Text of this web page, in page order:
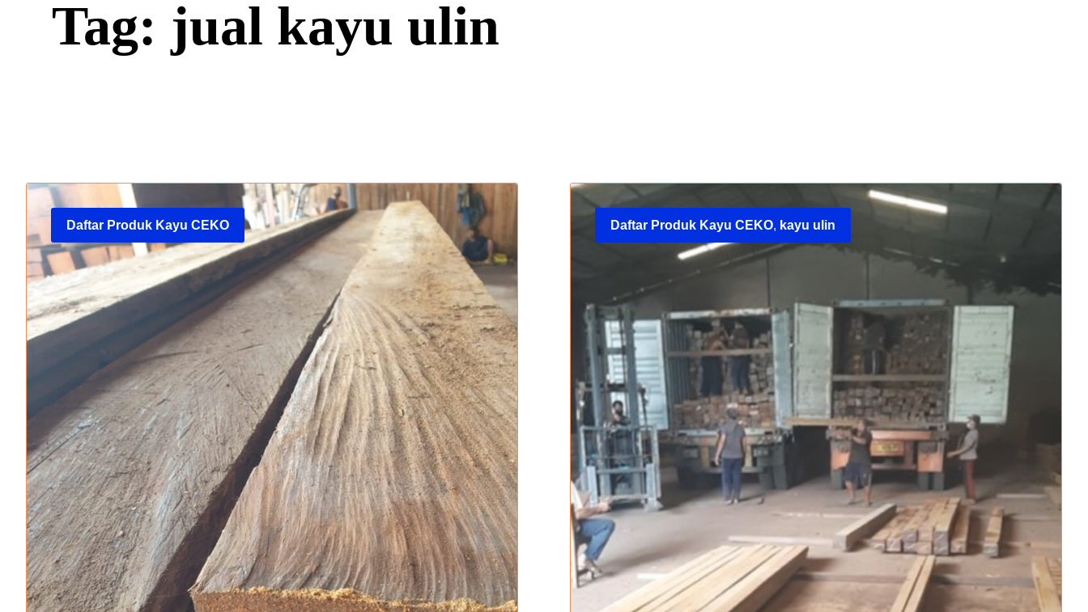
Tag: jual kayu ulin
Daftar Produk Kayu CEKO Daftar Produk Kayu CEKO, kayu ulin